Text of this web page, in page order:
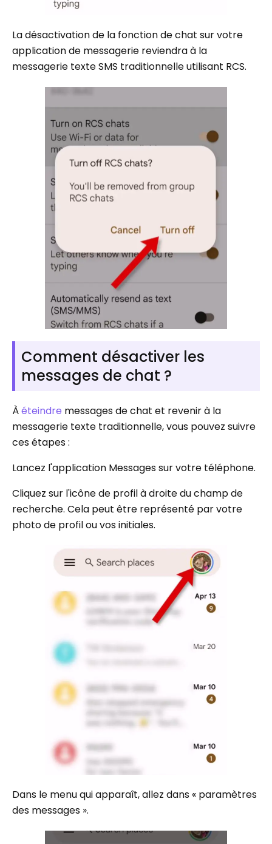
La désactivation de la fonction de chat sur votre
application de messagerie reviendra à la
messagerie texte SMS traditionnelle utilisant RCS.
Comment désactiver les
messages de chat ?
Àéteindre messages de chat et revenir à la
messagerie texte traditionnelle, vous pouvez suivre
ces étapes :
Lancez l'application Messages sur votre téléphone.
Cliquez sur l'icône de profil à droite du champ de
recherche. Cela peut être représenté par votre
photo de profil ou vos initiales.
Dans le menu qui apparaît, allez dans « paramètres
des messages ».